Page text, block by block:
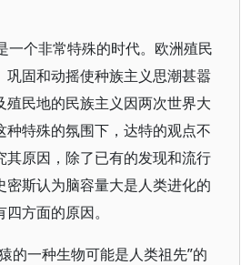
一个非常特殊的时代。欧洲殖民
巩固和动摇使种族主义思潮甚嚣
殖民地的民族主义因两次世界大
种特殊的氛围下，达特的观点不
其原因，除了已有的发现和流行
密斯认为脑容量大是人类进化的
方面的原因。
的一种生物可能是人类祖先”的